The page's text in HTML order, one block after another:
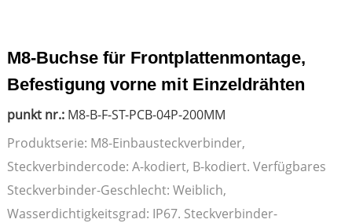
M8-Buchse für Frontplattenmontage,
Befestigung vorne mit Einzeldrähten
punkt nr.:M8-B-F-ST-PCB-04P-200MM
Produktserie: M8-Einbausteckverbinder,
Steckverbindercode: A-kodiert, B-kodiert. Verfügbares
Steckverbinder-Geschlecht: Weiblich,
Wasserdichtigkeitsgrad: IP67. Steckverbinder-